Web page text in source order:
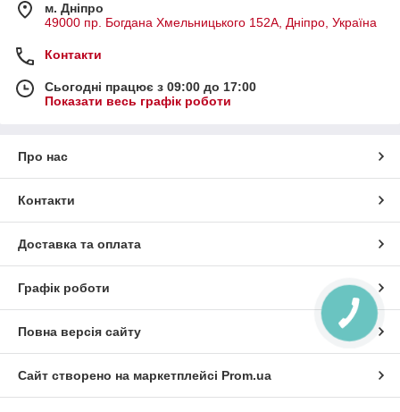
м. Дніпро
49000 пр. Богдана Хмельницького 152А, Дніпро, Україна
Контакти
Сьогодні працює з 09:00 до 17:00
Показати весь графік роботи
Про нас
Контакти
Доставка та оплата
Графік роботи
Повна версія сайту
Сайт створено на маркетплейсі Prom.ua